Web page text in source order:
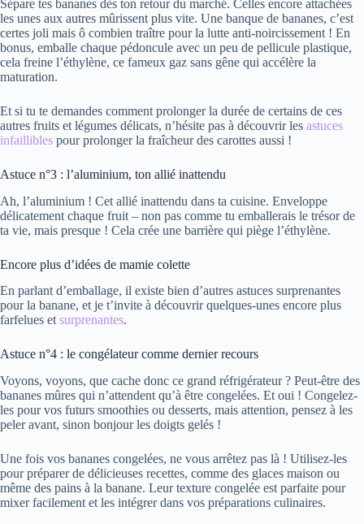
Sépare tes bananes dès ton retour du marché. Celles encore attachées
les unes aux autres mûrissent plus vite. Une banque de bananes, c’est
certes joli mais ô combien traître pour la lutte anti-noircissement ! En
bonus, emballe chaque pédoncule avec un peu de pellicule plastique,
cela freine l’éthylène, ce fameux gaz sans gêne qui accélère la
maturation.
Et si tu te demandes comment prolonger la durée de certains de ces
autres fruits et légumes délicats, n’hésite pas à découvrir les astuces
infaillibles pour prolonger la fraîcheur des carottes aussi !
Astuce n°3 : l’aluminium, ton allié inattendu
Ah, l’aluminium ! Cet allié inattendu dans ta cuisine. Enveloppe
délicatement chaque fruit – non pas comme tu emballerais le trésor de
ta vie, mais presque ! Cela crée une barrière qui piège l’éthylène.
Encore plus d’idées de mamie colette
En parlant d’emballage, il existe bien d’autres astuces surprenantes
pour la banane, et je t’invite à découvrir quelques-unes encore plus
farfelues etsurprenantes.
Astuce n°4 : le congélateur comme dernier recours
Voyons, voyons, que cache donc ce grand réfrigérateur ? Peut-être des
bananes mûres qui n’attendent qu’à être congelées. Et oui ! Congelez-
les pour vos futurs smoothies ou desserts, mais attention, pensez à les
peler avant, sinon bonjour les doigts gelés !
Une fois vos bananes congelées, ne vous arrêtez pas là ! Utilisez-les
pour préparer de délicieuses recettes, comme des glaces maison ou
même des pains à la banane. Leur texture congelée est parfaite pour
mixer facilement et les intégrer dans vos préparations culinaires.